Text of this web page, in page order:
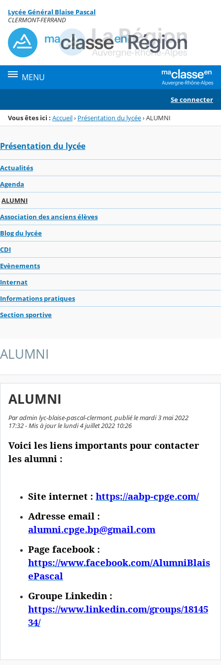
Menu de la rubrique
Contenu
Lycée Général Blaise Pascal
CLERMONT-FERRAND
MENU
Se connecter
Vous êtes ici : Accueil› Présentation du lycée›ALUMNI
Présentation du lycée
Actualités
Agenda
ALUMNI
Association des anciens élèves
Blog du lycée
CDI
Evènements
Internat
Informations pratiques
Section sportive
ALUMNI
ALUMNI
Par admin lyc-blaise-pascal-clermont, publié le mardi 3 mai 2022
17:32 - Mis à jour le lundi 4 juillet 2022 10:26
Voici les liens importants pour contacter
les alumni :
Site internet : https://aabp-cpge.com/
Adresse email :
alumni.cpge.bp@gmail.com
Page facebook :
https://www.facebook.com/AlumniBlais
ePascal
Groupe Linkedin :
https://www.linkedin.com/groups/18145
34/